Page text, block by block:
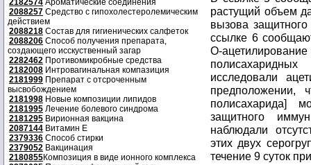
2182574 Ароматические соединения
2088257 Средство с гипохолестеролемическим
действием
2088218 Состав для гигиенических салфеток
2088206 Способ получения препарата,
создающего исскуственный загар
2282462 Противомикробные средства
2182008 Интровагинальная компазиция
2181999 Препарат с отсроченным
высвобождением
2181998 Новые композиции липидов
2181995 Лечение болевого синдрома
2181295 Вирионная вакцина
2087144 Витамин Е
2379336 Способ стирки
2379052 Вакцинация
2180855Композиция в виде ионного комплекса
растущий объем
вызова
ссылке 6
O-
исследовали
предположении,
полисахарида]
защитного
наблюдали
этих двух
течение 9 суток